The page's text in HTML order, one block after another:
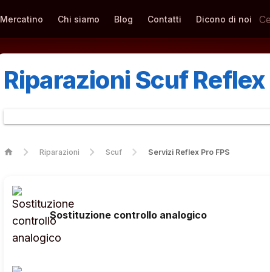
Mercatino Chi siamo Blog Contatti Dicono di noi
Riparazioni Scuf Reflex
home Riparazioni Scuf Servizi Reflex Pro FPS
Sostituzione controllo analogico